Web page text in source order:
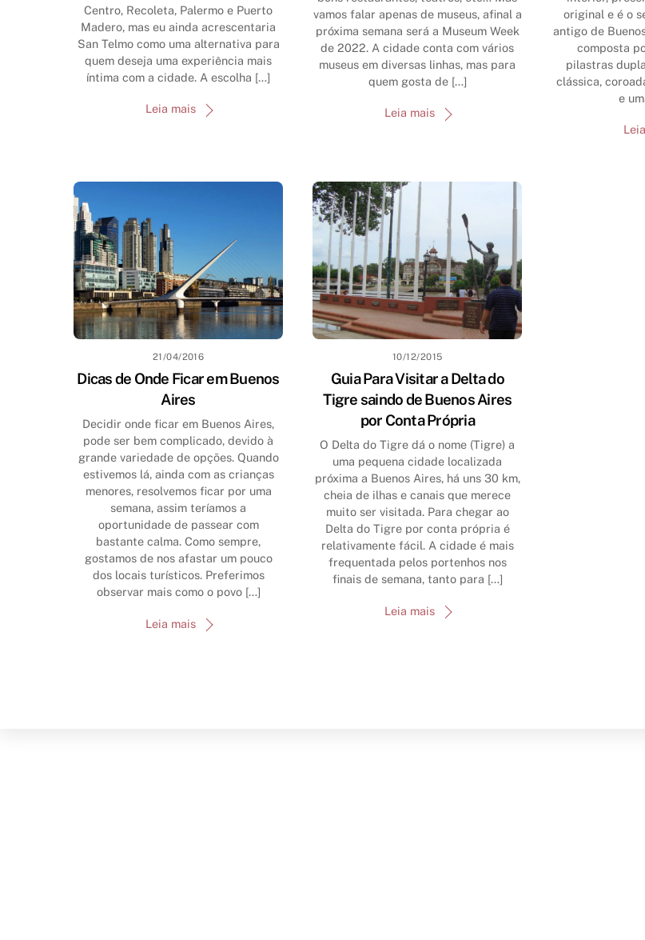
Centro, Recoleta, Palermo e Puerto
Madero, mas eu ainda acrescentaria
San Telmo como uma alternativa para
quem deseja uma experiência mais
íntima com a cidade. A escolha […]
Leia mais
vamos falar apenas de museus, afinal a
próxima semana será a Museum Week
de 2022. A cidade conta com vários
museus em diversas linhas, mas para
quem gosta de […]
Leia mais
original e é o
antigo de
composta
pilastras
clássica,
e
21/04/2016
Dicas de Onde Ficar em Buenos
Aires
Decidir onde ficar em Buenos Aires,
pode ser bem complicado, devido à
grande variedade de opções. Quando
estivemos lá, ainda com as crianças
menores, resolvemos ficar por uma
semana, assim teríamos a
oportunidade de passear com
bastante calma. Como sempre,
gostamos de nos afastar um pouco
dos locais turísticos. Preferimos
observar mais como o povo […]
Leia mais
10/12/2015
Guia Para Visitar a Delta do
Tigre saindo de Buenos Aires
por Conta Própria
O Delta do Tigre dá o nome (Tigre) a
uma pequena cidade localizada
próxima a Buenos Aires, há uns 30 km,
cheia de ilhas e canais que merece
muito ser visitada. Para chegar ao
Delta do Tigre por conta própria é
relativamente fácil. A cidade é mais
frequentada pelos portenhos nos
finais de semana, tanto para […]
Leia mais